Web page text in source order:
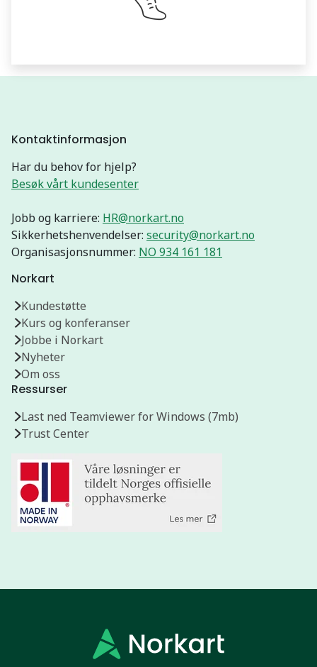
Kontaktinformasjon
Har du behov for hjelp?
Besøk vårt kundesenter
Jobb og karriere: HR@norkart.no
Sikkerhetshenvendelser: security@norkart.no
Organisasjonsnummer: NO 934 161 181
Norkart
Kundestøtte
Kurs og konferanser
Jobbe i Norkart
Nyheter
Om oss
Ressurser
Last ned Teamviewer for Windows (7mb)
Trust Center